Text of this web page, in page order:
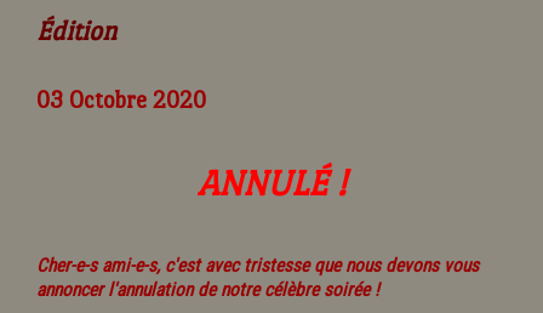
Édition
03 Octobre 2020
ANNULÉ !
Cher-e-s ami-e-s, c'est avec tristesse que nous devons vous
annoncer l'annulation de notre célèbre soirée !